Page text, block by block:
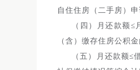
自住住房（二手房）
（四）月还款额
（含）缴存住房公积
（五）月还款额≤